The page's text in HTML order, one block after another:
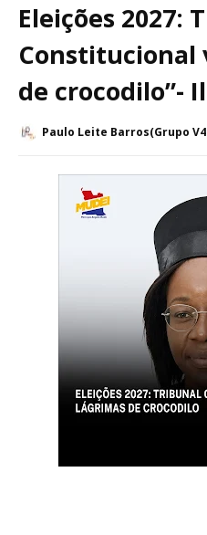
Eleições 2027:
Constitucional
de crocodilo”-
Paulo Leite Barros(Grupo